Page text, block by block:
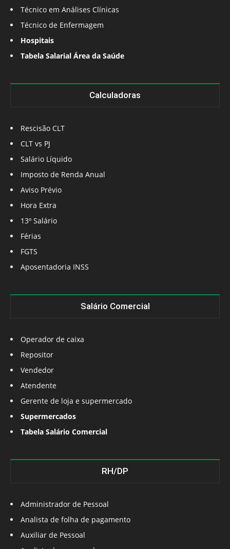
Técnico em Análises Clínicas
Técnico de Enfermagem
Hospitais
Tabela Salarial Área da Saúde
Calculadoras
Rescisão CLT
CLT vs PJ
Salário Líquido
Imposto de Renda Anual
Aviso Prévio
Hora Extra
13º Salário
Férias
FGTS
Aposentadoria INSS
Salário Comercial
Operador de caixa
Repositor
Vendedor
Atendente
Gerente de loja e supermercado
Supermercados
Tabela Salário Comercial
RH/DP
Administrador de Pessoal
Analista de folha de pagamento
Auxiliar de Pessoal